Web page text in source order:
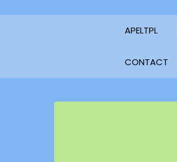
APELTPL
CONTACT